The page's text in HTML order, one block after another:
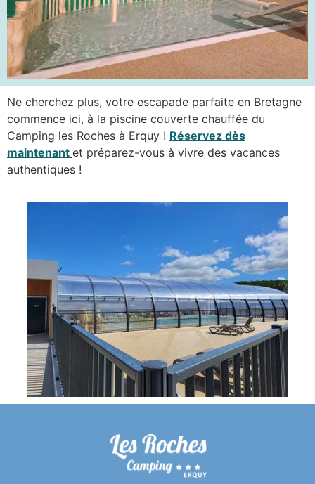
Ne cherchez plus, votre escapade parfaite en Bretagne
commence ici, à la piscine couverte chauffée du
Camping les Roches à Erquy ! Réservez dès
maintenant et préparez-vous à vivre des vacances
authentiques !